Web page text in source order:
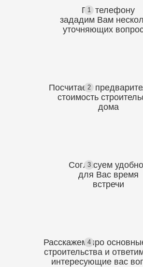
1
По телефону
зададим Вам
уточняющих
2
Посчитаем
стоимость
дома
3
Согласуем
для Вас время
встречи
4
Расскажем про
строительства и
интересующие вас